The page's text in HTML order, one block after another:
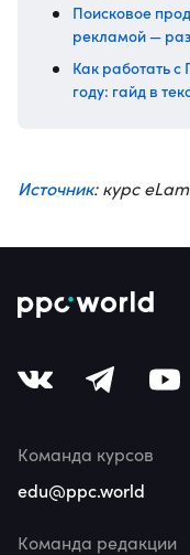
Поисковое
рекламой —
Как работать
году: гайд в
Источник: курс
Команда курсов
edu@ppc.world
Команда редакции